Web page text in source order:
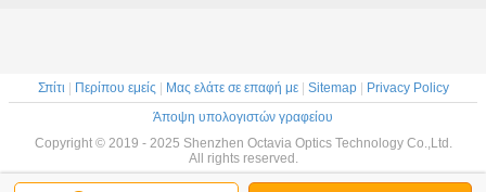
Σπίτι Περίπου εμείς Μας ελάτε σε επαφή με| Sitemap|
Privacy Policy
Άποψη υπολογιστών γραφείου
Copyright © 2019 - 2025 Shenzhen Octavia Optics Technology Co.,Ltd.
All rights reserved.